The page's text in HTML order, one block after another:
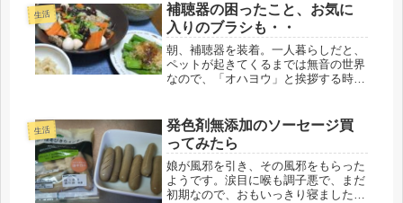
生活
補聴器の困ったこと、お気に
入りのブラシも・・
朝、補聴器を装着。一人暮らしだと、
ペットが起きてくるまでは無音の世界
なので、「オハヨウ」と挨拶する時か
が数段小さくしても、よく聴こえる。
昨日まで18ぐらいにしていたけど。
補...
生活
発色剤無添加のソーセージ買
ってみたら
娘が風邪を引き、その風邪をもらった
ようです。涙目に喉も調子悪で、まだ
初期なので、おもいっきり寝ました。